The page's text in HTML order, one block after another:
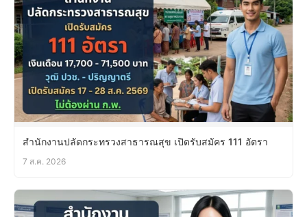
สำนักงานปลัดกระทรวงสาธารณสุข เปิดรับสมัคร 111 อัตรา
7 ส.ค. 2026